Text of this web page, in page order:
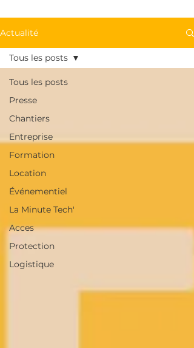
Actualité
Tous les posts
Presse
Chantiers
Entreprise
Formation
Location
Événementiel
La Minute Tech'
Acces
Protection
Logistique
Tous les posts